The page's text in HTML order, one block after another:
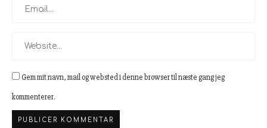
Gem mit navn, mail og websted i denne browser til næste gang jeg
kommenterer.